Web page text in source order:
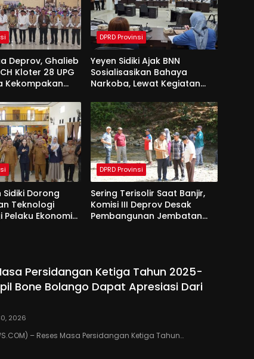
Deprov, Ghalieb
Kloter 28 UPG
Kekompakan
DPRD Provinsi
Yeyen Sidiki Ajak BNN
Sosialisasikan Bahaya
Narkoba, Lewat Kegiatan
Sidiki Dorong
Teknologi
Pelaku Ekonomi
DPRD Provinsi
Sering Terisolir Saat Banjir,
Komisi III Deprov Desak
Pembangunan Jembatan
Persidangan Ketiga Tahun 2025-
Bone Bolango Dapat Apresiasi Dari
2026
– Reses Masa Persidangan Ketiga Tahun…